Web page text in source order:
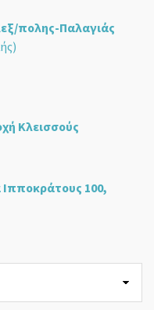
πολης-Παλαγιάς
Κλεισσούς
100,